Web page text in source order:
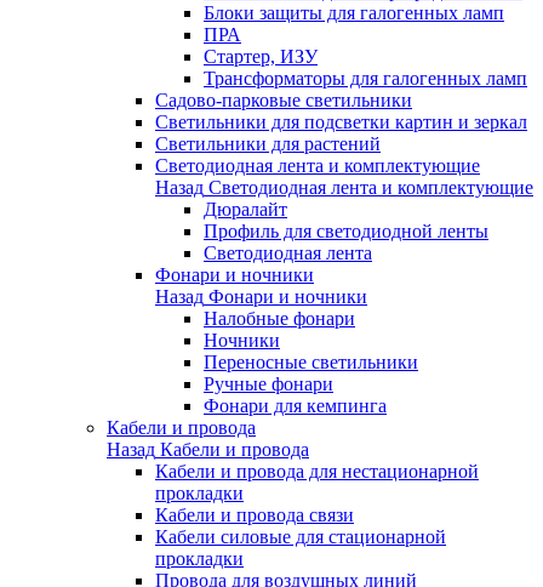
Блоки защиты для галогенных ламп
ПРА
Стартер, ИЗУ
Трансформаторы для галогенных ламп
Садово-парковые светильники
Светильники для подсветки картин и зеркал
Светильники для растений
Светодиодная лента и комплектующие
Назад Светодиодная лента и комплектующие
Дюралайт
Профиль для светодиодной ленты
Светодиодная лента
Фонари и ночники
Назад Фонари и ночники
Налобные фонари
Ночники
Переносные светильники
Ручные фонари
Фонари для кемпинга
Кабели и провода
Назад Кабели и провода
Кабели и провода для нестационарной
прокладки
Кабели и провода связи
Кабели силовые для стационарной
прокладки
Провода для воздушных линий